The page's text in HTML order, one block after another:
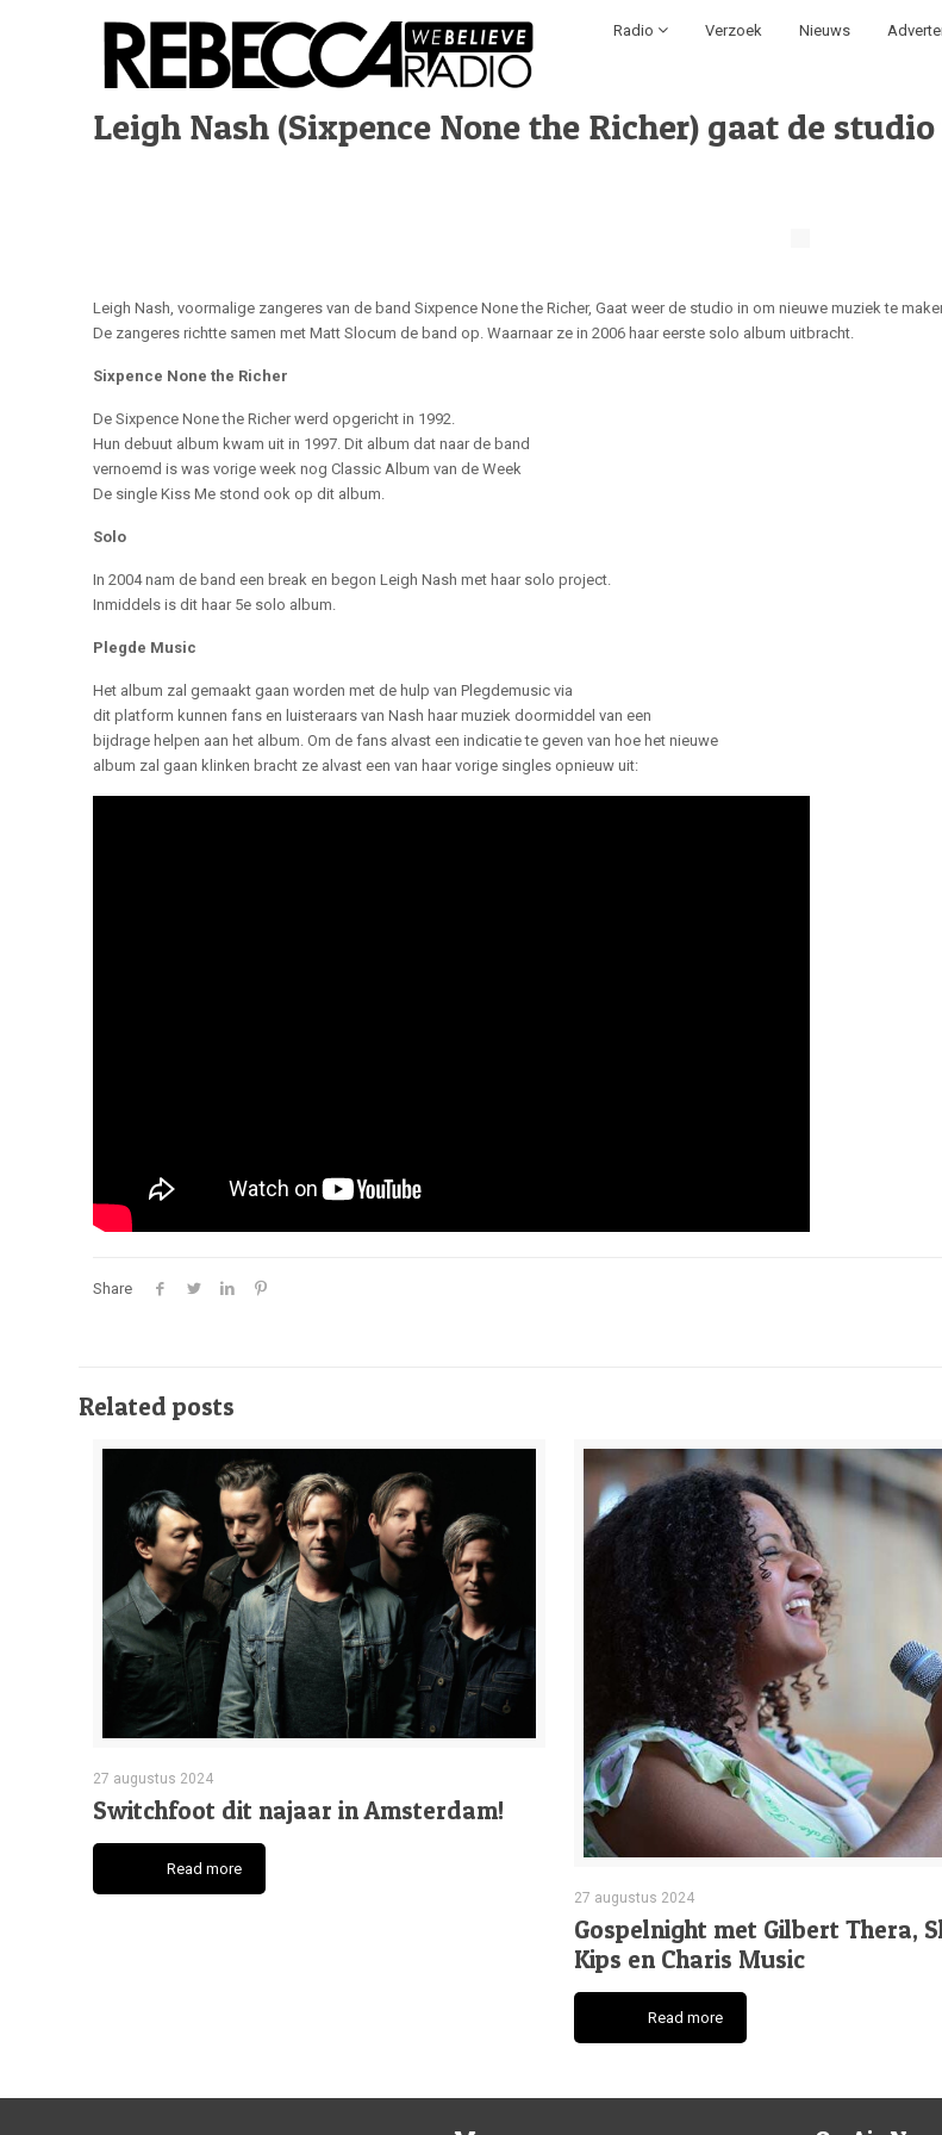
Radio Verzoek Nieuws
Leigh Nash (Sixpence None the Richer) gaat de
Leigh Nash, voormalige zangeres van de band Sixpence None the Richer, Gaat weer de studio in om nieuwe muziek te
De zangeres richtte samen met Matt Slocum de band op. Waarnaar ze in 2006 haar eerste solo album uitbracht.
Sixpence None the Richer
De Sixpence None the Richer werd opgericht in 1992.
Hun debuut album kwam uit in 1997. Dit album dat naar de band
vernoemd is was vorige week nog Classic Album van de Week
De single Kiss Me stond ook op dit album.
Solo
In 2004 nam de band een break en begon Leigh Nash met haar solo project.
Inmiddels is dit haar 5e solo album.
Plegde Music
Het album zal gemaakt gaan worden met de hulp van Plegdemusic via
dit platform kunnen fans en luisteraars van Nash haar muziek doormiddel van een
bijdrage helpen aan het album. Om de fans alvast een indicatie te geven van hoe het nieuwe
album zal gaan klinken bracht ze alvast een van haar vorige singles opnieuw uit:
Share
Related posts
27 augustus 2024
Switchfoot dit najaar in Amsterdam!
Read more
27 augustus 2024
Gospelnight met Gilbert Thera,
Kips en Charis Music
Read more